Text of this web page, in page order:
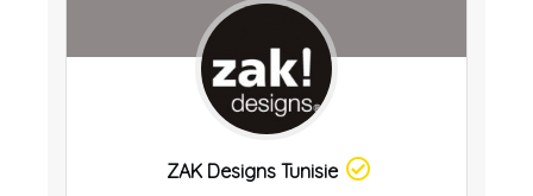
ZAK Designs Tunisie